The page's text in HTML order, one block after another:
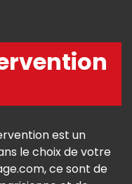
est un
le choix de votre
ce sont de